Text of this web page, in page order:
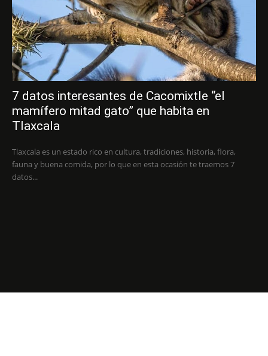
7 datos interesantes de Cacomixtle “el
mamífero mitad gato” que habita en
Tlaxcala
Tlaxcala es un estado rico en cultura, tradiciones, historia, flora,
fauna y buena comida, por lo que en esta ocasión te traemos 7
datos...